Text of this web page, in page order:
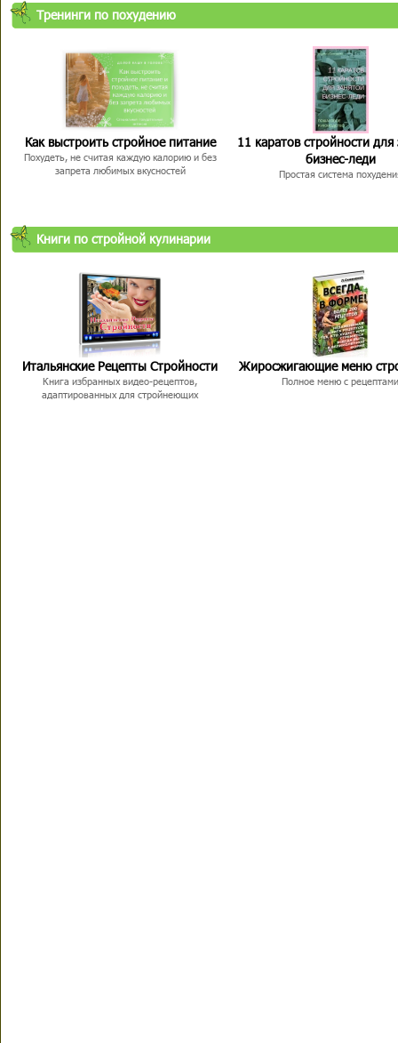
Тренинги по похудению
Как выстроить стройное питание
Похудеть, не считая каждую калорию и без
запрета любимых вкусностей
11 каратов стройности для
бизнес-леди
Простая система
Книги по стройной кулинарии
Итальянские Рецепты Стройности
Книга избранных видео-рецептов,
адаптированных для стройнеющих
Жиросжигающие меню
Полное меню с рецептами